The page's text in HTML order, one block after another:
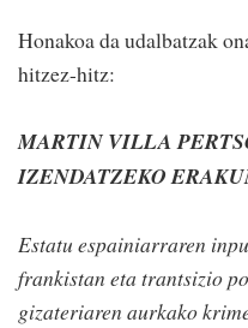
Honakoa da udalbatzak
hitzez-hitz:
MARTIN VILLA
IZENDATZEKO
Estatu espainiarraren
frankistan eta trantsizio
gizateriaren aurkako